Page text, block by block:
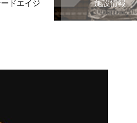
ドエイジ 施設情報